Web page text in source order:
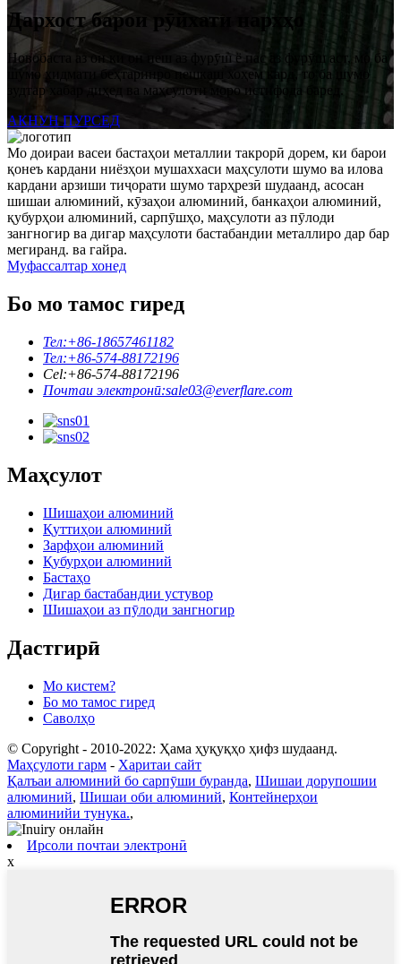
Дархост барои рӯйхати нархҳо
Новобаста аз он ки он пеш аз фурӯш ё пас аз фурӯш аст, мо ба
шумо хидмати беҳтаринро пешкаш хоҳем кард, то ба шумо
зудтар хабар диҳед ва маҳсулоти моро истифода баред.
АКНУН ПУРСЕД
Мо доираи васеи бастаҳои металлии такрорӣ дорем, ки барои
қонеъ кардани ниёзҳои мушаххаси маҳсулоти шумо ва илова
кардани арзиши тиҷорати шумо тарҳрезӣ шудаанд, асосан
шишаи алюминий, кӯзаҳои алюминий, банкаҳои алюминий,
қубурҳои алюминий, сарпӯшҳо, маҳсулоти аз пӯлоди
зангногир ва дигар маҳсулоти бастабандии металлиро дар бар
мегиранд. ва гайра.
Муфассалтар хонед
Бо мо тамос гиред
Тел:+86-18657461182
Тел:+86-574-88172196
Cel:+86-574-88172196
Почтаи электронӣ:sale03@everflare.com
Маҳсулот
Шишаҳои алюминий
Қуттиҳои алюминий
Зарфҳои алюминий
Қубурҳои алюминий
Бастаҳо
Дигар бастабандии устувор
Шишаҳои аз пӯлоди зангногир
Дастгирӣ
Мо кистем?
Бо мо тамос гиред
Саволҳо
© Copyright - 2010-2022: Ҳама ҳуқуқҳо ҳифз шудаанд.
Маҳсулоти гарм - Харитаи сайт
Қалъаи алюминий бо сарпӯши буранда, Шишаи дорупошии
алюминий, Шишаи оби алюминий, Контейнерҳои
алюминийи тунука.,
Ирсоли почтаи электронӣ
x